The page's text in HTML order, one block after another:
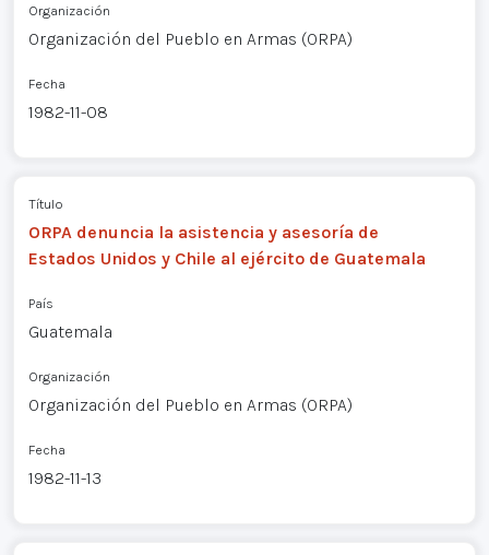
Organización
Organización del Pueblo en Armas (ORPA)
Fecha
1982-11-08
Título
ORPA denuncia la asistencia y asesoría de
Estados Unidos y Chile al ejército de Guatemala
País
Guatemala
Organización
Organización del Pueblo en Armas (ORPA)
Fecha
1982-11-13